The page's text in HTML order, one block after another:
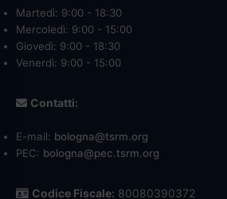
Martedì: 9:00 - 18:30
Mercoledì: 9:00 - 15:00
Giovedì: 9:00 - 18:30
Venerdì: 9:00 - 15:00
Contatti:
E-mail: bologna@tsrm.org
PEC: bologna@pec.tsrm.org
Codice Fiscale: 80080390372